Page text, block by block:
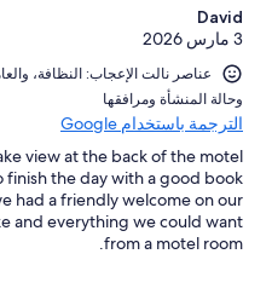
David
3 مارس 2026
و⁦حالة المنشأة ومرافقها⁩
الترجمة باستخدام Google
view at the back of the motel
finish the day with a good book
had a friendly welcome on our
and everything we could want
from a motel room.